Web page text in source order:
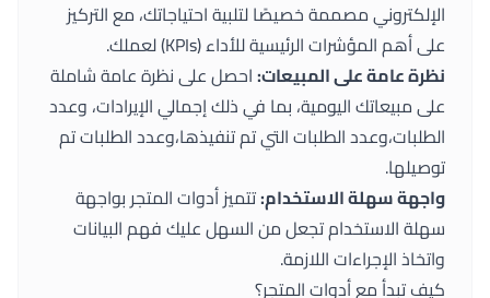
الإلكتروني مصممة خصيصًا لتلبية احتياجاتك، مع التركيز
على أهم المؤشرات الرئيسية للأداء (KPIs) لعملك.
نظرة عامة على المبيعات:احصل على نظرة عامة شاملة
على مبيعاتك اليومية، بما في ذلك إجمالي الإيرادات، وعدد
الطلبات،وعدد الطلبات التي تم تنفيذها،وعدد الطلبات تم
توصيلها.
واجهة سهلة الاستخدام:تتميزأدوات المتجربواجهة
سهلة الاستخدام تجعل من السهل عليك فهم البيانات
واتخاذ الإجراءات اللازمة.
كيف تبدأ مع أدوات المتجر؟